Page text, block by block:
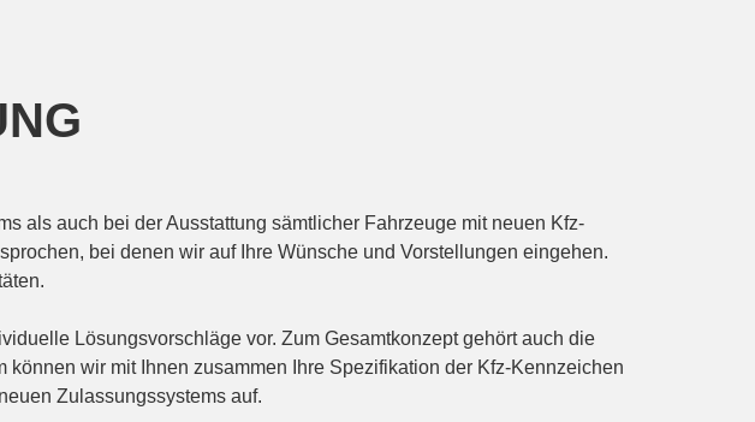
als auch bei der Ausstattung sämtlicher Fahrzeuge mit neuen Kfz-
bei denen wir auf Ihre Wünsche und Vorstellungen eingehen.
Lösungsvorschläge vor. Zum Gesamtkonzept gehört auch die
wir mit Ihnen zusammen Ihre Spezifikation der Kfz-Kennzeichen
Zulassungssystems auf.